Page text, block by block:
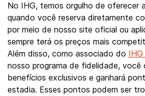
No IHG, temos orgulho de oferecer
quando você reserva diretamente
por meio de nosso site oficial ou
sempre terá os preços mais
Além disso, como associado do
nosso programa de fidelidade, você
benefícios exclusivos e ganhará
estadia. Esses pontos podem ser